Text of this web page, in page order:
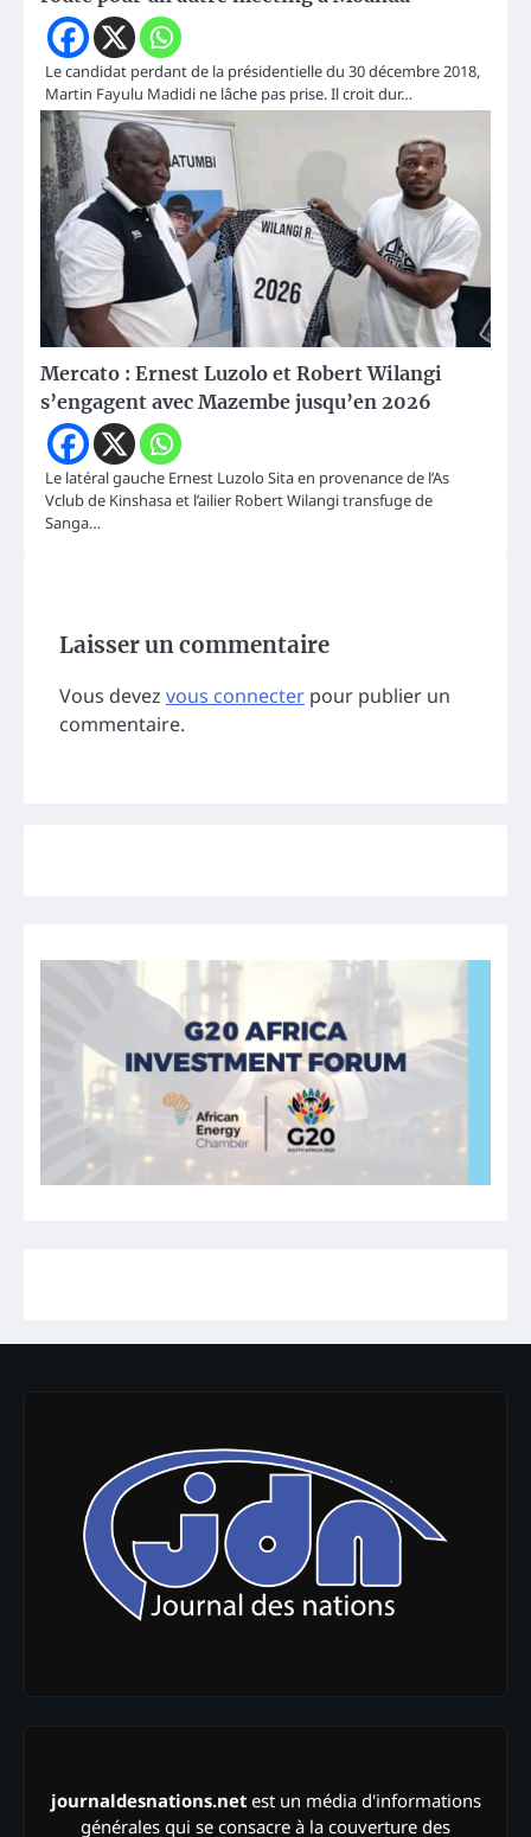
Le candidat perdant de la présidentielle du 30 décembre 2018,
Martin Fayulu Madidi ne lâche pas prise. Il croit dur…
Mercato : Ernest Luzolo et Robert Wilangi
s’engagent avec Mazembe jusqu’en 2026
Le latéral gauche Ernest Luzolo Sita en provenance de l’As
Vclub de Kinshasa et l’ailier Robert Wilangi transfuge de
Sanga…
Laisser un commentaire
Vous devez vous connecter pour publier un
commentaire.
journaldesnations.netest un média d'informations
générales qui se consacre à la couverture des